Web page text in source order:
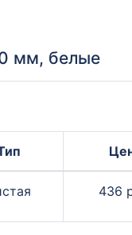
мм, белые
436